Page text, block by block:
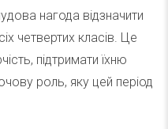
нагода відзначити
четвертих класів. Це
підтримати їхню
роль, яку цей період